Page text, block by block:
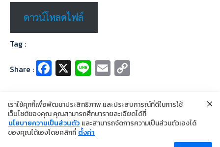
ดาวน์โหลดไฟล์
Tag :
Share : Fa
ce
b
o
o
X Li
n
e
E
m
ai
l
p
y
Li
©2024 Copyright Institute of Dermatology Thailand
นโยบายการคุ้มครองข้อมูลส่วนบุคคล
เราใช้คุกกี้เพื่อพัฒนาประสิทธิภาพ และประสบการณ์ที่ดีในการใช้
เว็บไซต์ของคุณ คุณสามารถศึกษารายละเอียดได้ที่
นโยบายความเป็นส่วนตัว และสามารถจัดการความเป็นส่วนตัวเองได้
ของคุณได้เองโดยคลิกที่ ตั้งค่า